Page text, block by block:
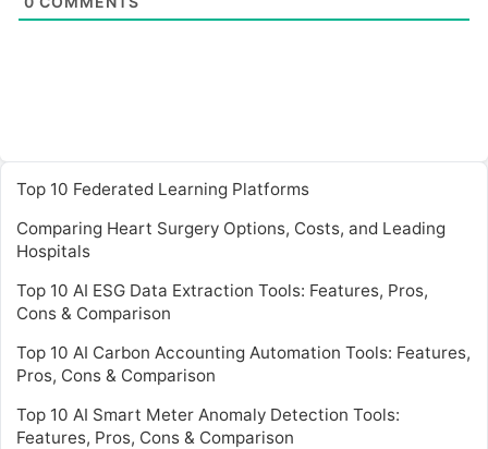
Top 10 Federated Learning Platforms
Comparing Heart Surgery Options, Costs, and Leading
Hospitals
Top 10 AI ESG Data Extraction Tools: Features, Pros,
Cons & Comparison
Top 10 AI Carbon Accounting Automation Tools: Features,
Pros, Cons & Comparison
Top 10 AI Smart Meter Anomaly Detection Tools:
Features, Pros, Cons & Comparison